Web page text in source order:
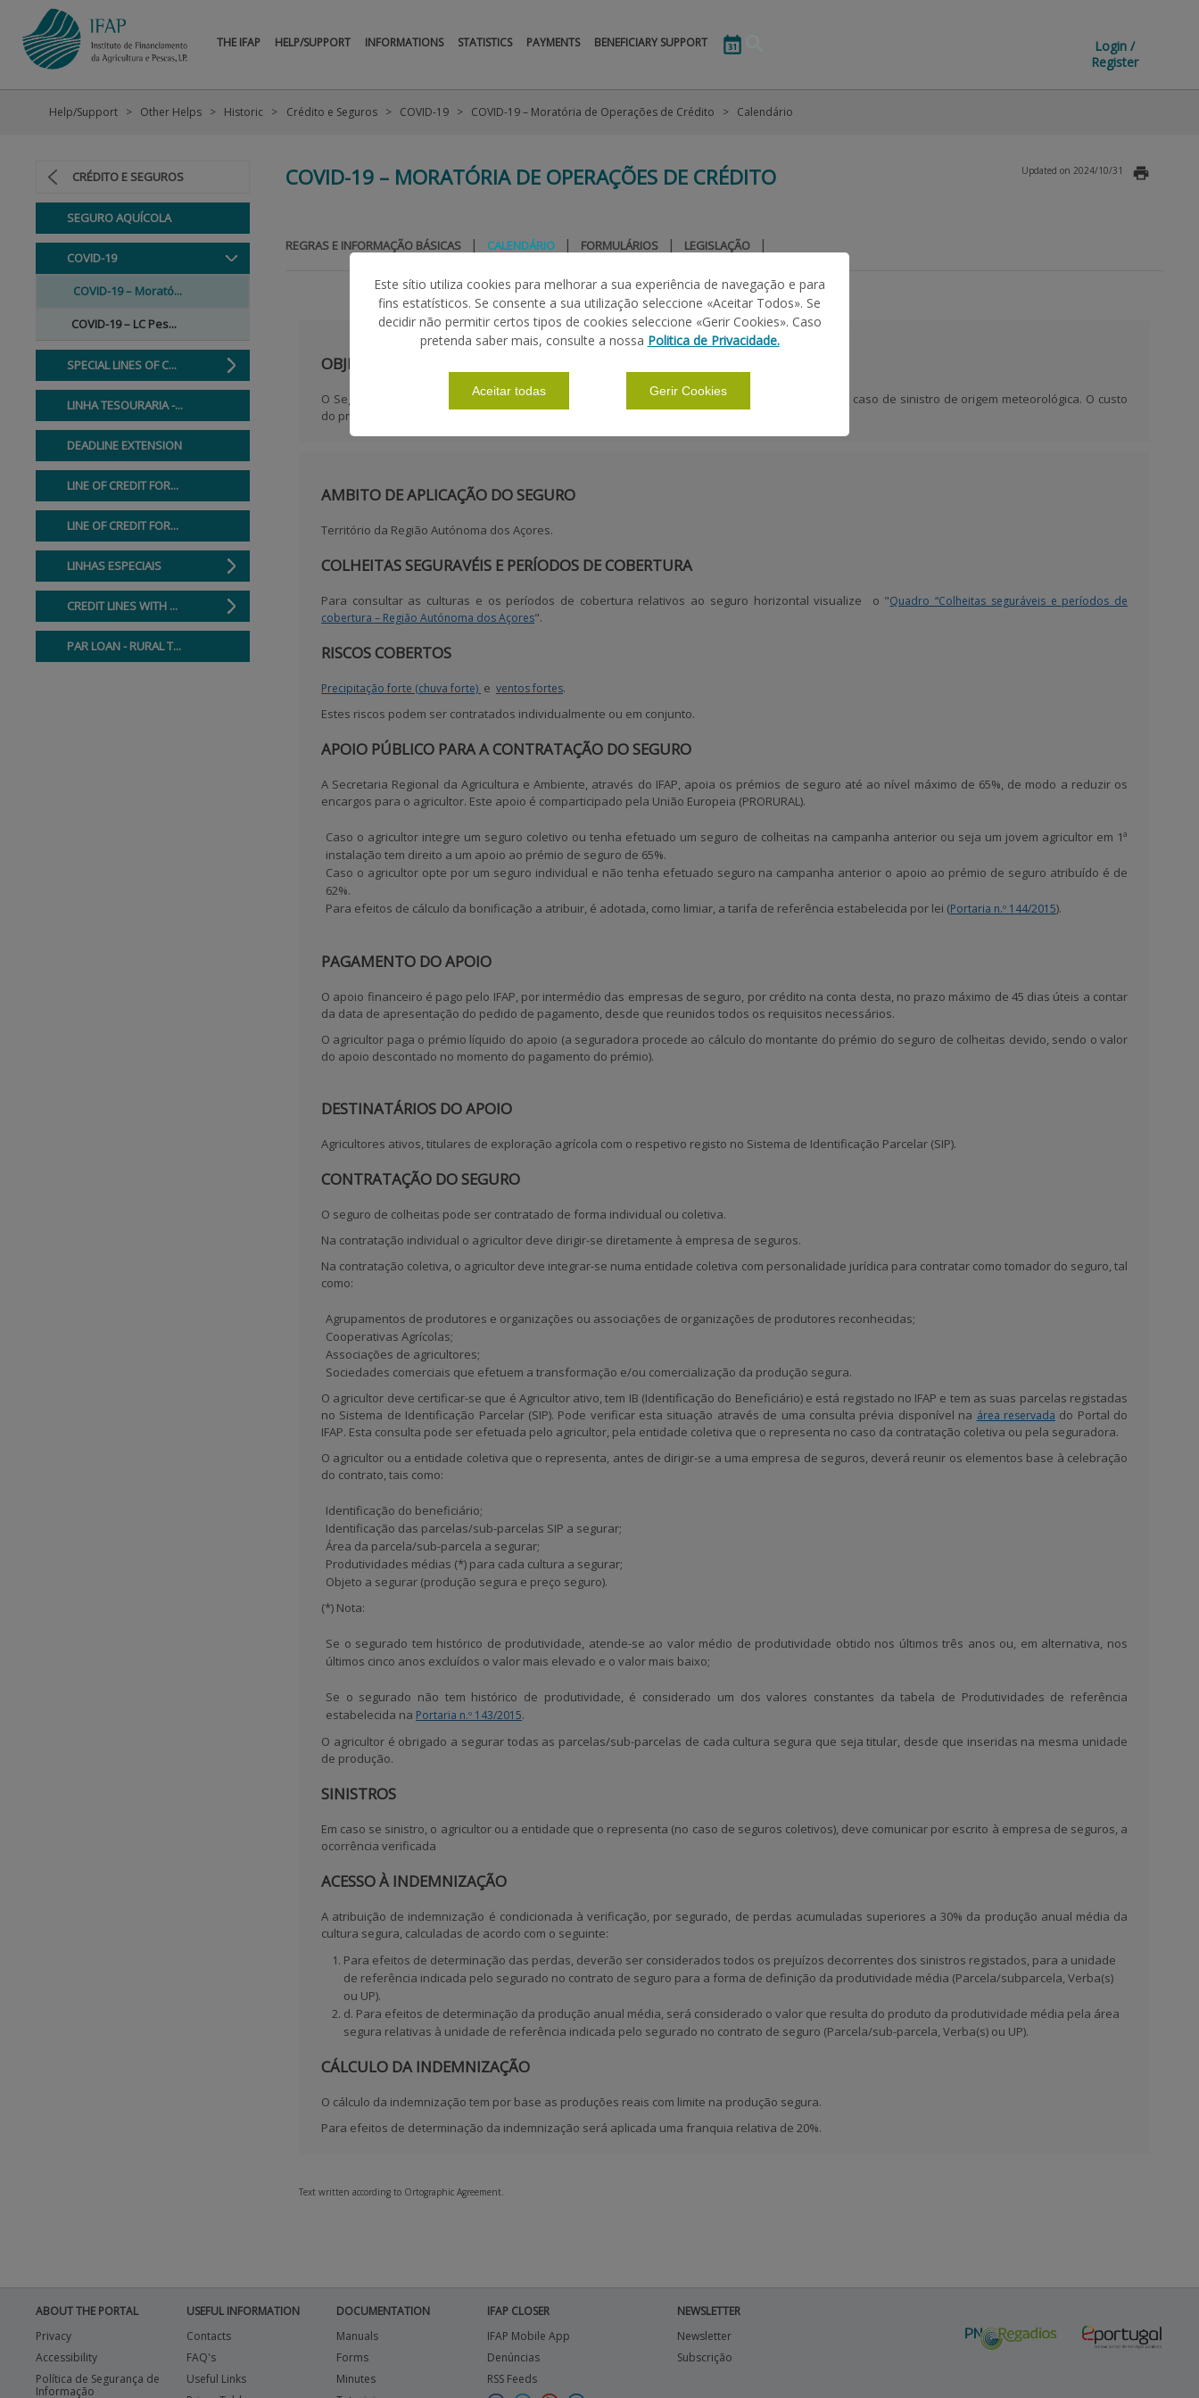
THE IFAP HELP/SUPPORT INFORMATIONS STATISTICS PAYMENTS BENEFICIARY SUPPORT
Login /
Register
CRÉDITO E SEGUROS
SEGURO AQUÍCOLA
COVID-19
COVID-19 – Morató...
COVID-19 – LC Pes...
SPECIAL LINES OF C...
LINHA TESOURARIA -...
DEADLINE EXTENSION
LINE OF CREDIT FOR...
LINE OF CREDIT FOR...
LINHAS ESPECIAIS
CREDIT LINES WITH ...
PAR LOAN - RURAL T...
Help/Support Other Helps Historic Crédito e Seguros COVID-19 COVID-19 – Moratória de Operações de Crédito Calendário
COVID-19 – MORATÓRIA DE OPERAÇÕES DE CRÉDITO
REGRAS E INFORMAÇÃO BÁSICAS | CALENDÁRIO | FORMULÁRIOS | LEGISLAÇÃO |
Updated on 2024/10/31
OBJETIVO
O Seguro de Colheitas
visa segurar a produção, garantindo ao agricultor uma indemnização em caso de sinistro de origem meteorológica. O custo
do prémio de seguro é apoiado até ao nível máximo de 60% (com comparticipação comunitária).
AMBITO DE APLICAÇÃO DO SEGURO
Território da Região Autónoma dos Açores.
COLHEITAS SEGURAVÉIS E PERÍODOS DE COBERTURA
Para consultar as culturas e os períodos de cobertura relativos ao seguro horizontal visualize o "Quadro “Colheitas seguráveis e períodos de
cobertura – Região Autónoma dos Açores".
RISCOS COBERTOS
Precipitação forte (chuva forte) e ventos fortes.
Estes riscos podem ser contratados individualmente ou em conjunto.
APOIO PÚBLICO PARA A CONTRATAÇÃO DO SEGURO
A Secretaria Regional da Agricultura e Ambiente, através do IFAP, apoia os prémios de seguro até ao nível máximo de 65%, de modo a reduzir os
encargos para o agricultor. Este apoio é comparticipado pela União Europeia (PRORURAL).
Caso o agricultor integre um seguro coletivo ou tenha efetuado um seguro de colheitas na campanha anteriorou seja um jovem agricultor em 1ª
instalação tem direito a um apoio ao prémio de seguro de 65%.
Caso o agricultor opte por um seguro individual e não tenha efetuado seguro na campanha anterior o apoio ao prémio de seguro atribuído é de
62%.
Para efeitos de cálculo da bonificação a atribuir, é adotada, como limiar, a tarifa de referência estabelecida por lei (Portaria n.º 144/2015).
PAGAMENTO DO APOIO
O apoio financeiro é pago pelo IFAP, por intermédio das empresas de seguro, por crédito na conta desta, no prazo máximo de 45 dias úteis a contar
da data de apresentação do pedido de pagamento, desde que reunidos todos os requisitos necessários.
O agricultor paga o prémio líquido do apoio (a seguradora procede ao cálculo do montante do prémio do seguro de colheitas devido, sendo o valor
do apoio descontado no momento do pagamento do prémio).
DESTINATÁRIOS DO APOIO
Agricultores ativos, titulares de exploração agrícola com o respetivo registo no Sistema de Identificação Parcelar (SIP).
CONTRATAÇÃO DO SEGURO
O seguro de colheitas pode ser contratado de forma individual ou coletiva.
Na contratação individual o agricultor deve dirigir-se diretamente à empresa de seguros.
Na contratação coletiva, o agricultor deve integrar-se numa entidade coletiva com personalidade jurídica para contratar como tomador do seguro, tal
como:
Agrupamentos de produtores e organizações ou associações de organizações de produtores reconhecidas;
Cooperativas Agrícolas;
Associações de agricultores;
Sociedades comerciais que efetuem a transformação e/ou comercialização da produção segura.
O agricultor deve certificar-se que é Agricultor ativo, tem IB (Identificação do Beneficiário) e está registado no IFAP e tem as suas parcelas registadas
no Sistema de Identificação Parcelar (SIP). Pode verificar esta situação através de uma consulta prévia disponível na área reservada do Portal do
IFAP. Esta consulta pode ser efetuada pelo agricultor, pela entidade coletiva que o representa no caso da contratação coletiva ou pela seguradora.
O agricultor ou a entidade coletiva que o representa, antes de dirigir-se a uma empresa de seguros, deverá reunir os elementos base à celebração
do contrato, tais como:
Identificação do beneficiário;
Identificação das parcelas/sub-parcelas SIP a segurar;
Área da parcela/sub-parcela a segurar;
Produtividades médias (*) para cada cultura a segurar;
Objeto a segurar (produção segura e preço seguro).
(*) Nota:
Se o segurado tem histórico de produtividade, atende-se ao valor médio de produtividade obtido nos últimos três anos ou, em alternativa, nos
últimos cinco anos excluídos o valor mais elevado e o valor mais baixo;
Se o segurado não tem histórico de produtividade, é considerado um dos valores constantes da tabela de Produtividades de referência
estabelecida na Portaria n.º 143/2015.
O agricultor é obrigado a segurar todas as parcelas/sub-parcelas de cada cultura segura que seja titular, desde que inseridas na mesma unidade
de produção.
SINISTROS
Em caso se sinistro, o agricultor ou a entidade que o representa (no caso de seguros coletivos), deve comunicar por escrito à empresa de seguros, a
ocorrência verificada
ACESSO À INDEMNIZAÇÃO
A atribuição de indemnização é condicionada àverificação, por segurado, de perdas acumuladas superiores a 30% da produção anual média da
cultura segura, calculadas de acordo com o seguinte:
Para efeitos de determinação das perdas, deverão ser considerados todos os prejuízos decorrentes dos sinistros registados, para a unidade
de referência indicada pelo segurado no contrato de seguro para a forma de definição da produtividade média (Parcela/subparcela, Verba(s)
ou UP).
d. Para efeitos de determinação da produção anual média, será considerado o valor que resulta do produto da produtividade média pela área
segura relativas à unidade de referência indicada pelo segurado no contrato de seguro (Parcela/sub-parcela, Verba(s) ou UP).
CÁLCULO DA INDEMNIZAÇÃO
O cálculo da indemnização tem por base as produções reais com limite na produção segura.
Para efeitos de determinação da indemnização será aplicada uma franquia relativa de 20%.
Text written according to Ortographic Agreement.
ABOUT THE PORTAL
Privacy
Accessibility
Política de Segurança de
Informação
USEFUL INFORMATION
Contacts
FAQ's
Useful Links
DOCUMENTATION
Manuals
Forms
Minutes
IFAP CLOSER
IFAP Mobile App
Denúncias
RSS Feeds
NEWSLETTER
Newsletter
Subscrição
Este sítio utiliza cookies para melhorar a sua experiência de navegação e para
fins estatísticos. Se consente a sua utilização seleccione «Aceitar Todos». Se
decidir não permitir certos tipos de cookies seleccione «Gerir Cookies». Caso
pretenda saber mais, consulte a nossa Politica de Privacidade.
Aceitar todas Gerir Cookies